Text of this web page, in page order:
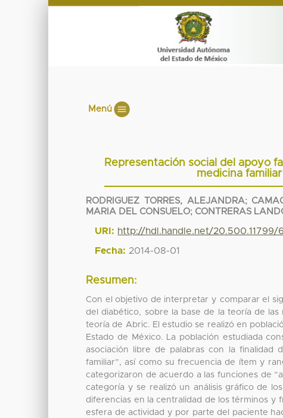
Menú
Representación social del apoyo
medicina
RODRIGUEZ TORRES, ALEJANDRA;
MARIA DEL CONSUELO; CONTRERAS
URI: http://hdl.handle.net/20.500.11799/
Fecha: 2014-08-01
Resumen:
Con el objetivo de interpretar y comparar el
del diabético, sobre la base de la teoría de
teoría de Abric. El estudio se realizó en
Estado de México. La población estudiada
asociación libre de palabras con la finalidad
familiar”, así como su frecuencia de ítem y
categorizaron de acuerdo a las funciones de
categoría y se realizó un análisis gráfico de
diferencias en la centralidad de los términos y
esfera de actividad y por parte del paciente